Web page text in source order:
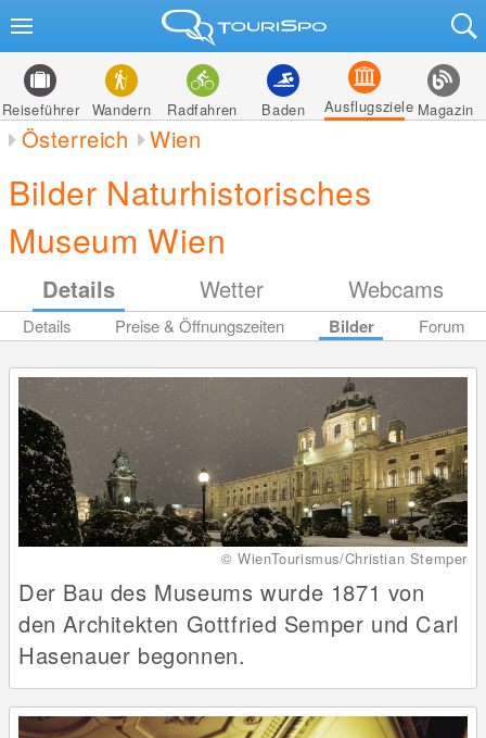
Reiseführer Wandern Radfahren Baden Ausflugsziele Magazin
Österreich Wien
Bilder Naturhistorisches
Museum Wien
Details Wetter Webcams
Details Preise & Öffnungszeiten Bilder Forum
© WienTourismus/Christian Stemper
Der Bau des Museums wurde 1871 von
den Architekten Gottfried Semper und Carl
Hasenauer begonnen.